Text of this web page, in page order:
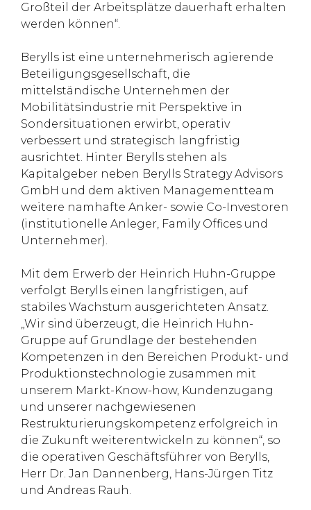
Großteil der Arbeitsplätze dauerhaft erhalten
werden können“.
Berylls ist eine unternehmerisch agierende
Beteiligungsgesellschaft, die
mittelständische Unternehmen der
Mobilitätsindustrie mit Perspektive in
Sondersituationen erwirbt, operativ
verbessert und strategisch langfristig
ausrichtet. Hinter Berylls stehen als
Kapitalgeber neben Berylls Strategy Advisors
GmbH und dem aktiven Managementteam
weitere namhafte Anker- sowie Co-Investoren
(institutionelle Anleger, Family Offices und
Unternehmer).
Mit dem Erwerb der Heinrich Huhn-Gruppe
verfolgt Berylls einen langfristigen, auf
stabiles Wachstum ausgerichteten Ansatz.
„Wir sind überzeugt, die Heinrich Huhn-
Gruppe auf Grundlage der bestehenden
Kompetenzen in den Bereichen Produkt- und
Produktionstechnologie zusammen mit
unserem Markt-Know-how, Kundenzugang
und unserer nachgewiesenen
Restrukturierungskompetenz erfolgreich in
die Zukunft weiterentwickeln zu können“, so
die operativen Geschäftsführer von Berylls,
Herr Dr. Jan Dannenberg, Hans-Jürgen Titz
und Andreas Rauh.